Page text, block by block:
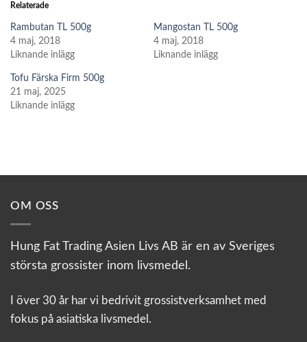
Relaterade
Rambutan TL 500g
4 maj, 2018
Liknande inlägg
Mangostan TL 500g
4 maj, 2018
Liknande inlägg
Tofu Färska Firm 500g
21 maj, 2025
Liknande inlägg
OM OSS
Hung Fat Trading Asien Livs AB är en av Sveriges
största grossister inom livsmedel.
I över 30 år har vi bedrivit grossistverksamhet med
fokus på asiatiska livsmedel.